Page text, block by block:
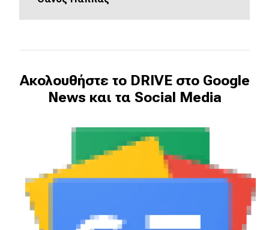
Ακολουθήστε το DRIVE στο Google
News και τα Social Media